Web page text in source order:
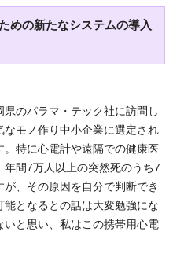
めの新たなシステムの導入
のパラマ・テック社に訪問し
なモノ作り中小企業に選定され
特に心電計や遠隔での健康医
間7万人以上の突然死のうち7
、その原因を自分で判断でき
となるとの話は大変勉強にな
いと思い、私はこの携帯用心電